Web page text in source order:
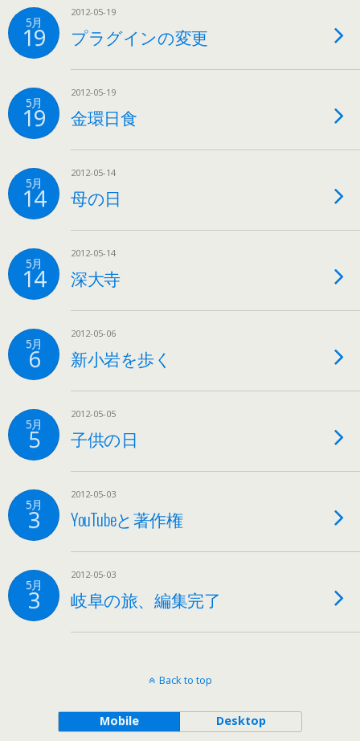
5月
19
2012-05-19
プラグインの変更
5月
19
2012-05-19
金環日食
5月
14
2012-05-14
母の日
5月
14
2012-05-14
深大寺
5月
6
2012-05-06
新小岩を歩く
5月
5
2012-05-05
子供の日
5月
3
2012-05-03
YouTubeと著作権
5月
3
2012-05-03
岐阜の旅、編集完了
Back to top
Mobile Desktop